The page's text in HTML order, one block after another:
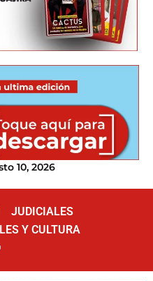
10, 2026
JUDICIALES
Y CULTURA